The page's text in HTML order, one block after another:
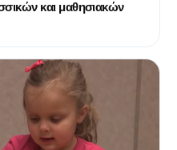
και μαθησιακών